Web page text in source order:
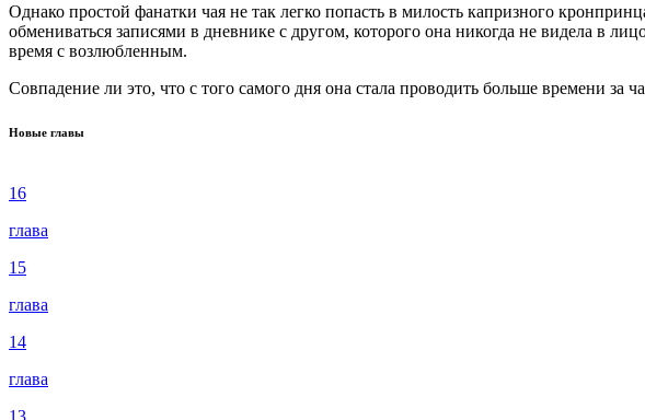
Однако простой фанатки чая не так легко попасть в милость капризного
обмениваться записями в дневнике с другом, которого она никогда не видела в
время с возлюбленным.
Совпадение ли это, что с того самого дня она стала проводить больше времени за
Новые главы
16
глава
15
глава
14
глава
13